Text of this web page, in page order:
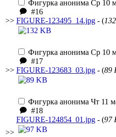
>>
Фигурка анонима Ср 10
#16
FIGURE-123495_14.jpg - (
>>
Фигурка анонима Ср 10
#17
FIGURE-123683_03.jpg - (89
>>
Фигурка анонима Чт 11
#18
FIGURE-124854_01.jpg - (97